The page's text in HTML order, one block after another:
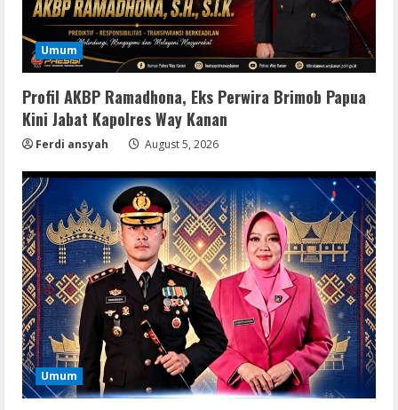
Umum
Profil AKBP Ramadhona, Eks Perwira Brimob Papua
Kini Jabat Kapolres Way Kanan
Ferdi ansyah August 5, 2026
Umum
2
Resettools
Vpn One Click Cracked x86-x64 [no
Virus]
3
Resettools
Cracked x86-x64 [no Virus]
August 8, 2026
4
Remux
August 7, 2026
Lan
Dune: Awakening FitGirl Repack +Patch